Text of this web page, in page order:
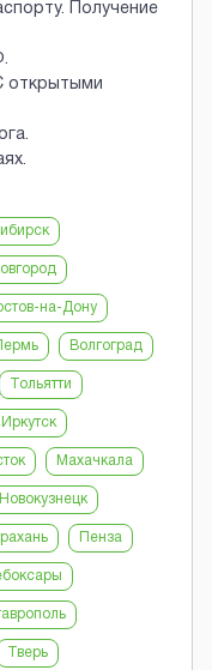
Получение
открытыми
на-Дону
Пермь Волгоград
Тольятти
Иркутск
Махачкала
Новокузнецк
Пенза
Тверь